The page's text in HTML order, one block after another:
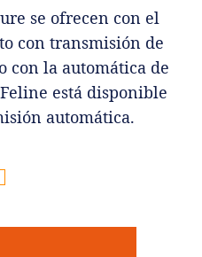
se ofrecen con el
con transmisión de
con la automática de
está disponible
automática.